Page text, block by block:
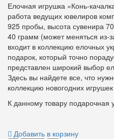
Елочная игрушка «Конь-
работа ведущих ювелиров
925 пробы, высота сувенира
40 грамм (может меняться из-
входит в коллекцию елочных
подарок, который точно
представлен широкий выбор
Здесь вы найдете все, что
коллекцию новогодних
К данному товару подарочная
Добавить в корзину